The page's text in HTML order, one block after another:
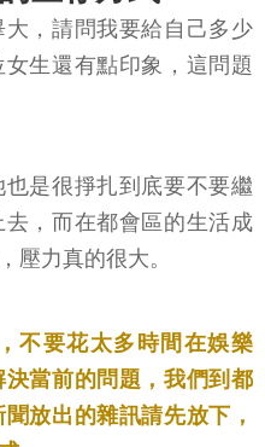
，請問我要給自己多少
生還有點印象，這問題
是很掙扎到底要不要繼
，而在都會區的生活成
壓力真的很大。
不要花太多時間在娛樂
當前的問題，我們到都
放出的雜訊請先放下，